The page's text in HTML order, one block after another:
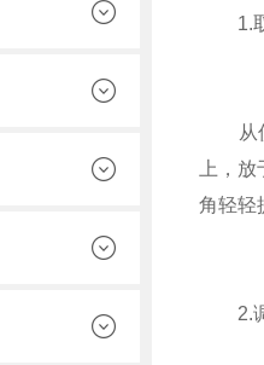
1.
从仪
上，
角轻轻
2.调